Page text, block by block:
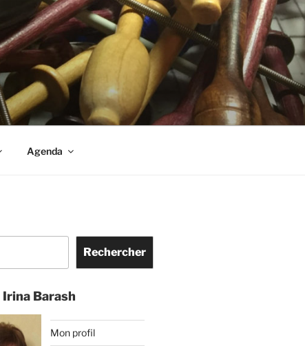
Agenda
Rechercher
Barash
Mon profil